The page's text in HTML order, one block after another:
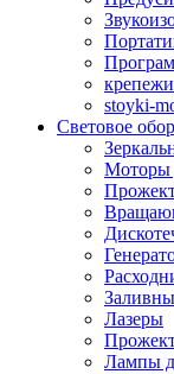
stoyki-
Световое
Моторы
Лазеры
Лампы